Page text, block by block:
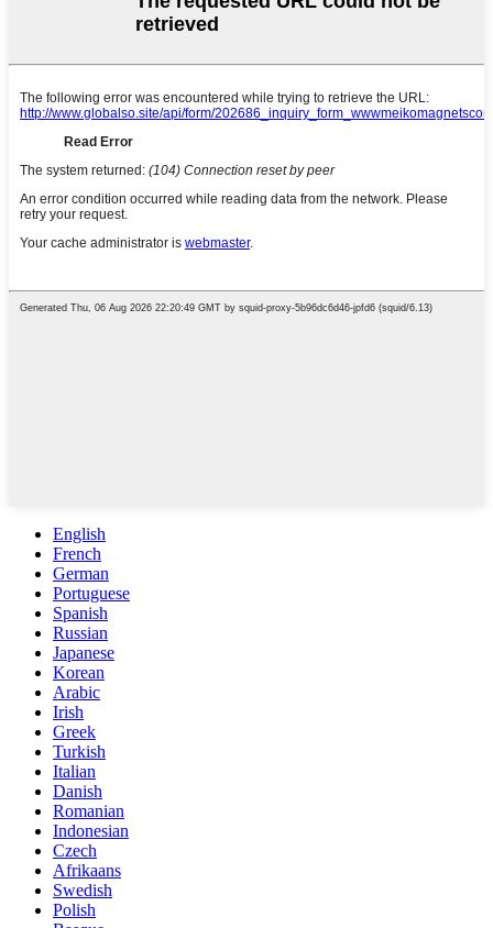
English
French
German
Portuguese
Spanish
Russian
Japanese
Korean
Arabic
Irish
Greek
Turkish
Italian
Danish
Romanian
Indonesian
Czech
Afrikaans
Swedish
Polish